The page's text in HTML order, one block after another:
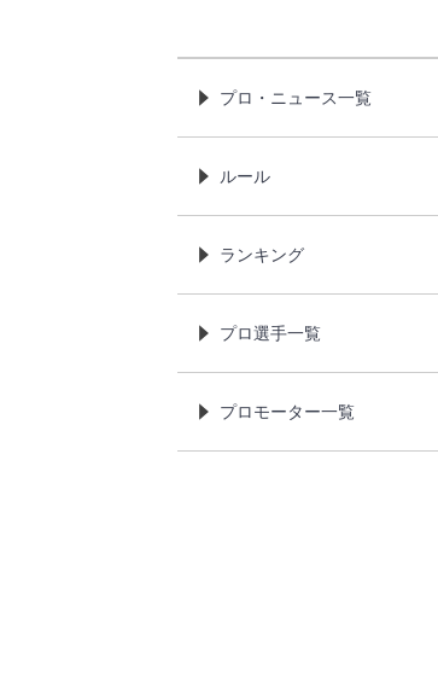
プロ・ニュース一覧
ルール
ランキング
プロ選手一覧
プロモーター一覧